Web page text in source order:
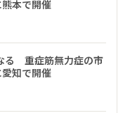
本で開催
る 重症筋無力症の市
知で開催